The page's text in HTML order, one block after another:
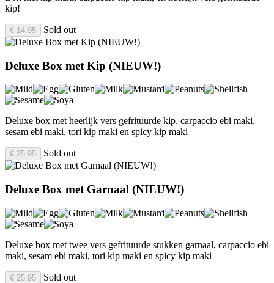
kip!
€ 14.95 Sold out
Deluxe Box met Kip (NIEUW!)
Deluxe box met heerlijk vers gefrituurde kip, carpaccio ebi maki,
sesam ebi maki, tori kip maki en spicy kip maki
€ 25.95 Sold out
Deluxe Box met Garnaal (NIEUW!)
Deluxe box met twee vers gefrituurde stukken garnaal, carpaccio ebi
maki, sesam ebi maki, tori kip maki en spicy kip maki
€ 25.95 Sold out